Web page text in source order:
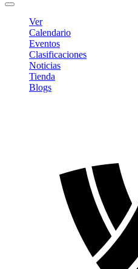
Ver
Calendario
Eventos
Clasificaciones
Noticias
Tienda
Blogs